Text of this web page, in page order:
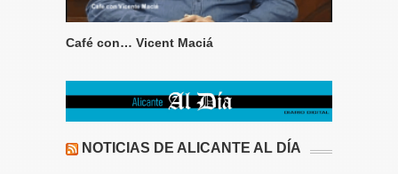
Café con… Vicent Maciá
NOTICIAS DE ALICANTE AL DÍA